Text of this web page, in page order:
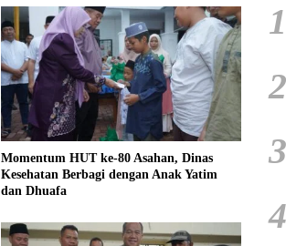
Momentum HUT ke-80 Asahan, Dinas
Kesehatan Berbagi dengan Anak Yatim
dan Dhuafa
1
2
3
4